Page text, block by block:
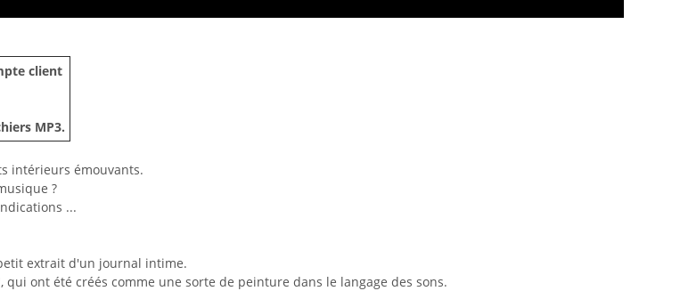
client
MP3.
intérieurs émouvants.
?
...
extrait d'un journal intime.
ont été créés comme une sorte de peinture dans le langage des sons.